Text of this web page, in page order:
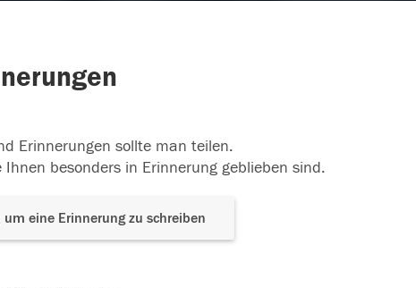
Erinnerungen sollte man teilen.
besonders in Erinnerung geblieben sind.
eine Erinnerung zu schreiben